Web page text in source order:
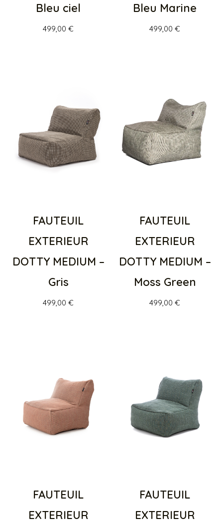
Bleu ciel
499,00 €
Bleu Marine
499,00 €
FAUTEUIL
EXTERIEUR
DOTTY MEDIUM –
Gris
499,00 €
FAUTEUIL
EXTERIEUR
DOTTY MEDIUM –
Moss Green
499,00 €
FAUTEUIL
EXTERIEUR
FAUTEUIL
EXTERIEUR